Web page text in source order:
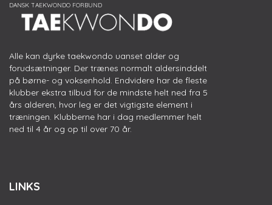
Alle kan dyrke taekwondo uanset alder og
forudsætninger. Der trænes normalt aldersinddelt
på børne- og voksenhold. Endvidere har de fleste
klubber ekstra tilbud for de mindste helt ned fra 5
års alderen, hvor leg er det vigtigste element i
træningen. Klubberne har i dag medlemmer helt
ned til 4 år og op til over 70 år.
LINKS